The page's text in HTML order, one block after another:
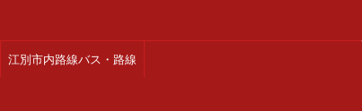
江別市内路線バス・路線